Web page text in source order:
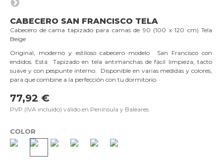
CABECERO SAN FRANCISCO TELA
Cabecero de cama tapizado para camas de 90 (100 x 120 cm) Tela
Beige
Original, moderno y estiloso cabecero modelo San Francisco con
endidos. Está Tapizado en tela antimanchas de fácil limpieza, tacto
suave y con pespunte interno. Disponible en varias medidas y colores,
para que combine a la perfección con tu dormitorio.
77,92 €
PVP (IVA incluido) válido en Península y Baleares
COLOR